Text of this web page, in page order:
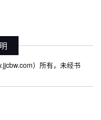
）所有，未经书